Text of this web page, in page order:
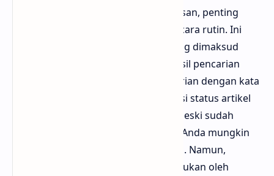
Setelah melakukan upaya penghapusan, penting
untuk memeriksa hasil pencarian secara rutin. Ini
untuk memastikan bahwa artikel yang dimaksud
sudah benar-benar terhapus dari hasil pencarian
Google. Anda bisa melakukan pencarian dengan kata
kunci yang sama untuk memverifikasi status artikel
tersebut. Jika artikel masih muncul meski sudah
melakukan langkah-langkah di atas, Anda mungkin
perlu melakukan tindakan tambahan. Namun,
biasanya, setelah penghapusan dilakukan oleh